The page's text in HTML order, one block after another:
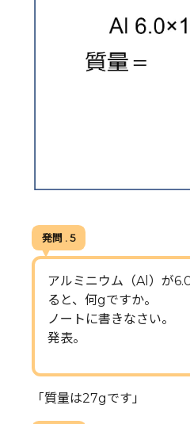
発問 . 5
アルミニウム（Al）が
ると、何gですか。
ノートに書きなさい。
発表。
「質量は27gです」